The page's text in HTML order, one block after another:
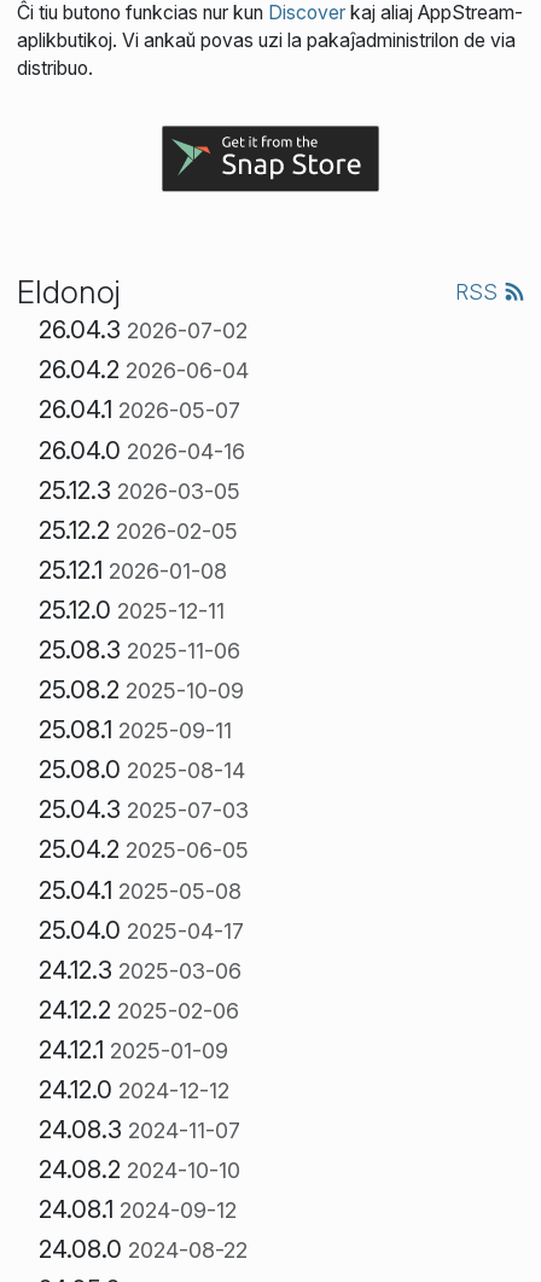
Ĉi tiu butono funkcias nur kun Discoverkaj aliaj AppStream-
aplikbutikoj. Vi ankaŭ povas uzi la pakaĵadministrilon de via
distribuo.
Eldonoj RSS
26.04.3 2026-07-02
26.04.2 2026-06-04
26.04.1 2026-05-07
26.04.0 2026-04-16
25.12.3 2026-03-05
25.12.2 2026-02-05
25.12.1 2026-01-08
25.12.0 2025-12-11
25.08.3 2025-11-06
25.08.2 2025-10-09
25.08.1 2025-09-11
25.08.0 2025-08-14
25.04.3 2025-07-03
25.04.2 2025-06-05
25.04.1 2025-05-08
25.04.0 2025-04-17
24.12.3 2025-03-06
24.12.2 2025-02-06
24.12.1 2025-01-09
24.12.0 2024-12-12
24.08.3 2024-11-07
24.08.2 2024-10-10
24.08.1 2024-09-12
24.08.0 2024-08-22